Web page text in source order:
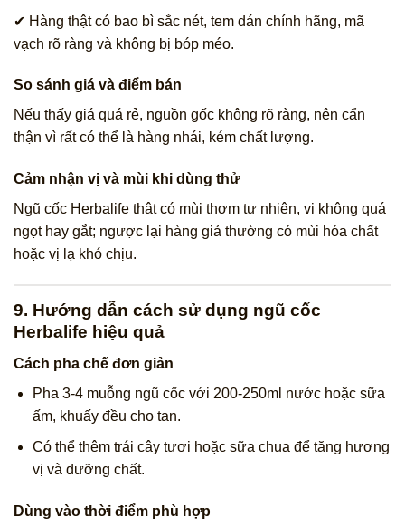
✔ Hàng thật có bao bì sắc nét, tem dán chính hãng, mã
vạch rõ ràng và không bị bóp méo.
So sánh giá và điểm bán
Nếu thấy giá quá rẻ, nguồn gốc không rõ ràng, nên cẩn
thận vì rất có thể là hàng nhái, kém chất lượng.
Cảm nhận vị và mùi khi dùng thử
Ngũ cốc Herbalife thật có mùi thơm tự nhiên, vị không quá
ngọt hay gắt; ngược lại hàng giả thường có mùi hóa chất
hoặc vị lạ khó chịu.
9. Hướng dẫn cách sử dụng ngũ cốc
Herbalife hiệu quả
Cách pha chế đơn giản
Pha 3-4 muỗng ngũ cốc với 200-250ml nước hoặc sữa
ấm, khuấy đều cho tan.
Có thể thêm trái cây tươi hoặc sữa chua để tăng hương
vị và dưỡng chất.
Dùng vào thời điểm phù hợp